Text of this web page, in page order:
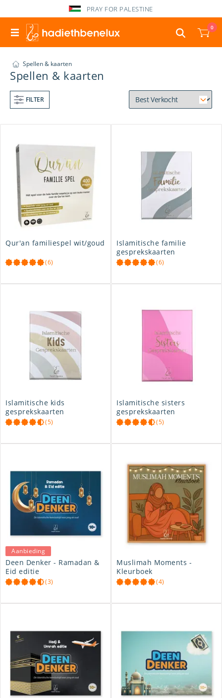
PRAY FOR PALESTINE
0
Spellen & kaarten
Spellen & kaarten
FILTER
Qur'an familiespel wit/goud
(6)
Islamitische familie
gesprekskaarten
(6)
Islamitische kids
gesprekskaarten
(5)
Islamitische sisters
gesprekskaarten
(5)
Deen Denker - Ramadan &
Eid editie
Aanbieding
(3)
Muslimah Moments -
Kleurboek
(4)